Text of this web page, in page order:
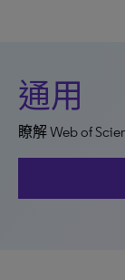
通用
瞭解 Web of